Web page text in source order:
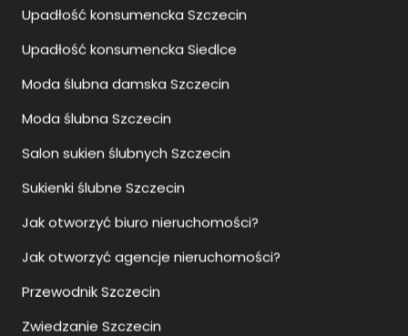
Upadłość konsumencka Szczecin
Upadłość konsumencka Siedlce
Moda ślubna damska Szczecin
Moda ślubna Szczecin
Salon sukien ślubnych Szczecin
Sukienki ślubne Szczecin
Jak otworzyć biuro nieruchomości?
Jak otworzyć agencje nieruchomości?
Przewodnik Szczecin
Zwiedzanie Szczecin